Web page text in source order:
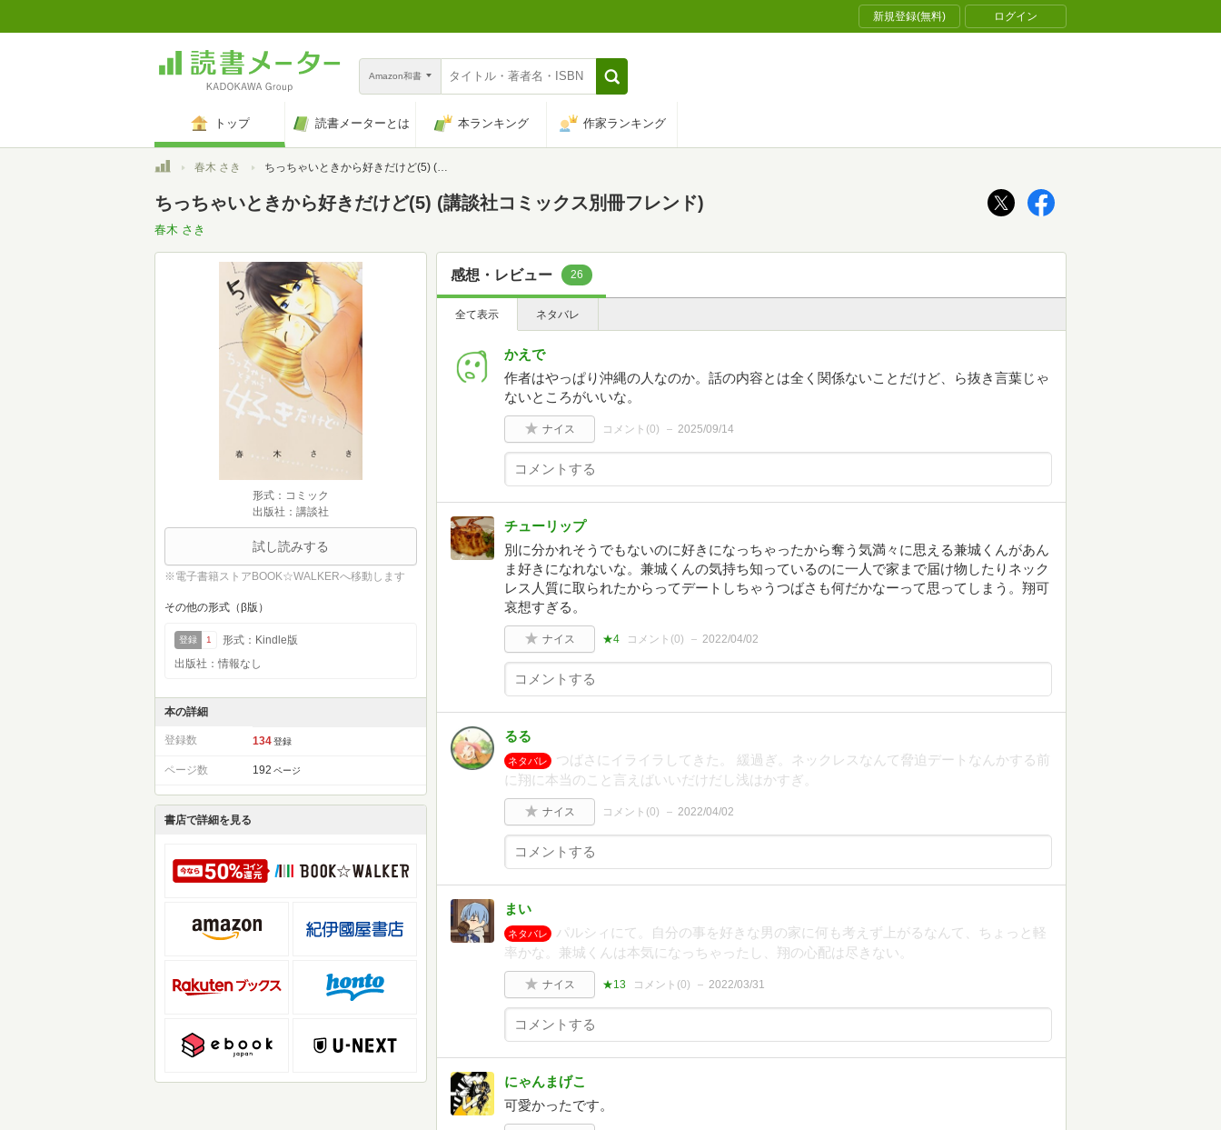
新規登録(無料) ログイン
Amazon和書
トップ 読書メーターとは 本ランキング 作家ランキング
トップ春木 さき ちっちゃいときから好きだけど(5) (講談社コミックス別冊フレンド)
ちっちゃいときから好きだけど(5) (講談社コミックス別冊フレンド)
春木 さき
形式：コミック
出版社：講談社
試し読みする
※電子書籍ストアBOOK☆WALKERへ移動します
その他の形式（β版）
登録 1
形式：Kindle版
出版社：情報なし
本の詳細
登録数 134 登録
ページ数 192 ページ
書店で詳細を見る
感想・レビュー 26
全て表示 ネタバレ
かえで
作者はやっぱり沖縄の人なのか。話の内容とは全く関係ないことだけど、ら抜き言葉じゃ
ないところがいいな。
ナイス コメント(0) 2025/09/14
チューリップ
別に分かれそうでもないのに好きになっちゃったから奪う気満々に思える兼城くんがあん
ま好きになれないな。兼城くんの気持ち知っているのに一人で家まで届け物したりネック
レス人質に取られたからってデートしちゃうつばさも何だかなーって思ってしまう。翔可
哀想すぎる。
ナイス ★4 コメント(0) 2022/04/02
るる
ネタバレ
つばさにイライラしてきた。 緩過ぎ。ネックレスなんて脅迫デートなんかする前
に翔に本当のこと言えばいいだけだし浅はかすぎ。
ナイス コメント(0) 2022/04/02
まい
ネタバレ
パルシィにて。自分の事を好きな男の家に何も考えず上がるなんて、ちょっと軽
率かな。兼城くんは本気になっちゃったし、翔の心配は尽きない。
ナイス ★13 コメント(0) 2022/03/31
にゃんまげこ
可愛かったです。